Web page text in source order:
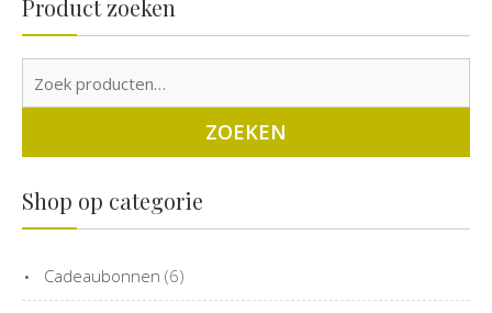
Product zoeken
ZOEKEN
Shop op categorie
Cadeaubonnen (6)